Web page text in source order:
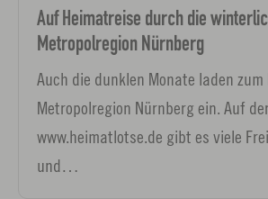
Auf Heimatreise durch die
Metropolregion Nürnberg
Auch die dunklen Monate laden
Metropolregion Nürnberg ein. Auf
www.heimatlotse.de gibt es viele
und…